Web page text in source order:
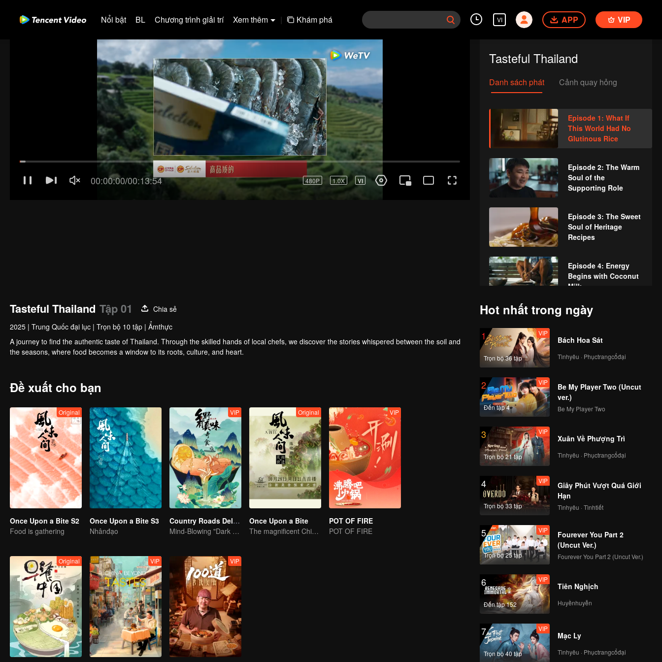
Nổi bật BL Chương trình giải trí Xem thêm | Khám phá VI APP VIP
Tasteful Thailand
Danh sách phát Cảnh quay hỏng
Episode 1: What If
This World Had No
Glutinous Rice
Episode 2: The Warm
Soul of the
Supporting Role
Episode 3: The Sweet
Soul of Heritage
Recipes
Episode 4: Energy
Begins with Coconut
Milk.
Episode 5: Sweet
Desserts Bring to Life
Childhood
Episode 7: Yen Ta Fo:
Heritage in a Bowl
Holds Isan Memories
Episode 9: Basil:
Soul
Episode 10: Chilli:
Tells a Story
Tasteful Thailand Tập 01
Chia sẻ
2025 | Trung Quốc đại lục | Trọn bộ 10 tập | Ẩmthực
A journey to find the authentic taste of Thailand. Through the skilled hands of local chefs, we discover the stories whispered between the soil and
the seasons, where food becomes a window to its roots, culture, and heart.
Đề xuất cho bạn
Original
Once Upon a Bite S2
Food is gathering
Once Upon a Bite S3
Nhânđạo
VIP
Country Roads Delicious Foods 3
Mind-Blowing "Dark Cuisine" That Defies Taste Buds
Original
Once Upon a Bite
The magnificent Chinese food culture in a global view
VIP
POT OF FIRE
POT OF FIRE
Original VIP VIP
Hot nhất trong ngày
1
Trọn bộ 36 tập
VIP
Bách Hoa Sát
Tìnhyêu · Phụctrangcổđại
2
Đến tập 4
VIP
Be My Player Two (Uncut
ver.)
Be My Player Two
3
Trọn bộ 21 tập
VIP
Xuân Về Phượng Trì
Tìnhyêu · Phụctrangcổđại
4
Trọn bộ 33 tập
VIP
Giây Phút Vượt Quá Giới
Hạn
Tìnhyêu · Tìnhtiết
5
Trọn bộ 25 tập
VIP
Fourever You Part 2
(Uncut Ver.)
Fourever You Part 2 (Uncut Ver.)
6
Đến tập 152
VIP
Tiên Nghịch
Huyềnhuyễn
7
Trọn bộ 40 tập
VIP
Mạc Ly
Tìnhyêu · Phụctrangcổđại